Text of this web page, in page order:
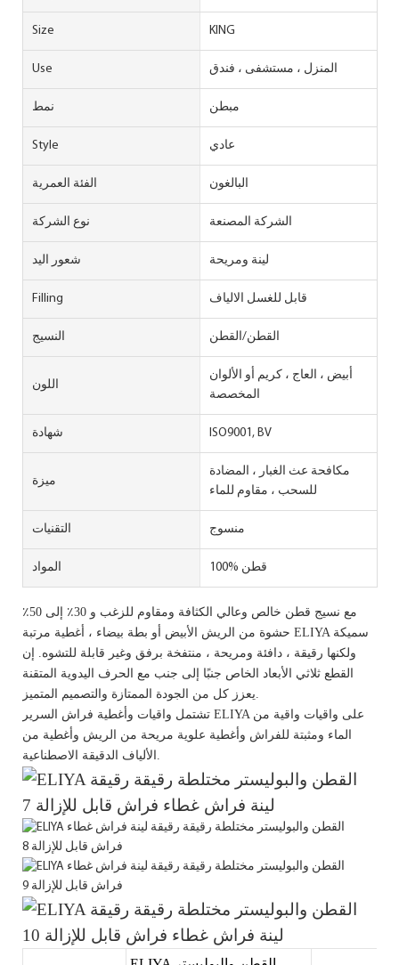
Size KING
Use المنزل ، مستشفى ، فندق
نمط مبطن
Style عادي
الفئة العمرية البالغون
نوع الشركة الشركة المصنعة
شعور اليد لينة ومريحة
Filling قابل للغسل الالياف
النسيج القطن/القطن
اللون
أبيض ، العاج ، كريم أو الألوان
المخصصة
شهادة ISO9001, BV
ميزة
مكافحة عث الغبار ، المضادة
للسحب ، مقاوم للماء
التقنيات منسوج
المواد 100% قطن
مع نسيج قطن خالص وعالي الكثافة ومقاوم للزغب و 30٪ إلى 50٪
حشوة من الريش الأبيض أو بطة بيضاء ، أغطية مرتبة ELIYA سميكة
ولكنها رقيقة ، دافئة ومريحة ، منتفخة برفق وغير قابلة للتشوه. إن
القطع ثلاثي الأبعاد الخاص جنبًا إلى جنب مع الحرف اليدوية المتقنة
تشتمل واقيات وأغطية فراش السرير ELIYA على واقيات واقية من
الماء ومثبتة للفراش وأغطية علوية مريحة من الريش وأغطية من